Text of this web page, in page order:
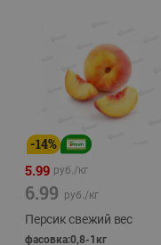
-14%
5.99 руб./кг
6.99 руб./кг
Персик свежий вес
фасовка:0,8-1кг